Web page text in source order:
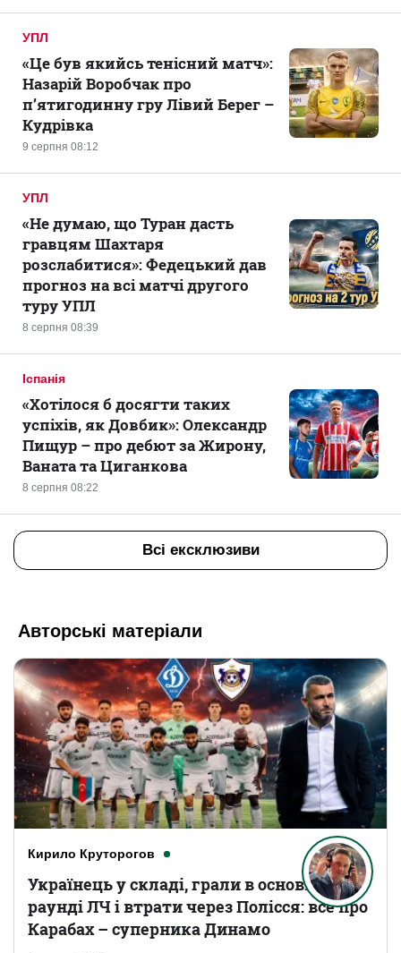
УПЛ
9 серпня 08:12
«Це був якийсь тенісний матч»:
Назарій Воробчак про
п’ятигодинну гру Лівий Берег –
Кудрівка
УПЛ
8 серпня 08:39
«Не думаю, що Туран дасть
гравцям Шахтаря
розслабитися»: Федецький дав
прогноз на всі матчі другого
туру УПЛ
Іспанія
8 серпня 08:22
«Хотілося б досягти таких
успіхів, як Довбик»: Олександр
Пищур – про дебют за Жирону,
Ваната та Циганкова
Всі ексклюзиви
Авторські матеріали
Кирило Круторогов
Українець у складі, грали в основному
раунді ЛЧ і втрати через Полісся: все про
Карабах – суперника Динамо